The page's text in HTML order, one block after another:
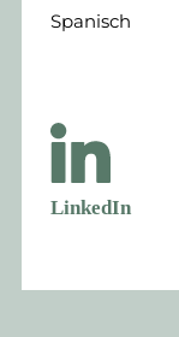
Spanisch
LinkedIn